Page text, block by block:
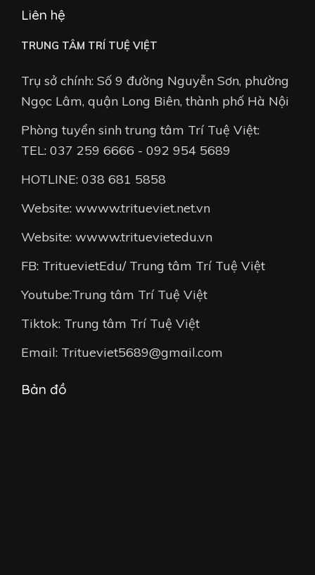
Liên hệ
TRUNG TÂM TRÍ TUỆ VIỆT
Trụ sở chính: Số 9 đường Nguyễn Sơn, phường
Ngọc Lâm, quận Long Biên, thành phố Hà Nội
Phòng tuyển sinh trung tâm Trí Tuệ Việt:
TEL: 037 259 6666 - 092 954 5689
HOTLINE: 038 681 5858
Website: wwww.tritueviet.net.vn
Website: wwww.trituevietedu.vn
FB: TrituevietEdu/ Trung tâm Trí Tuệ Việt
Youtube:Trung tâm Trí Tuệ Việt
Tiktok: Trung tâm Trí Tuệ Việt
Email: Tritueviet5689@gmail.com
Bản đồ